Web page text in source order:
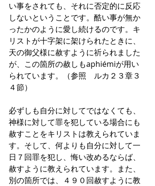
い事をされても、それに否定的に反応
しないということです。酷い事が無か
ったかのように愛し続けるのです。キ
リストが十字架に架けられたときに、
天の御父様に赦すように祈られました
が、この箇所の赦しもaphiémiが用い
られています。（参照　ルカ２３章３
４節）
必ずしも自分に対してではなくても、
神様に対して罪を犯している場合にも
赦すことをキリストは教えられていま
す。そして、何よりも自分に対して一
日７回罪を犯し、悔い改めるならば、
赦すように教えられています。また、
別の箇所では、４９０回赦すように教